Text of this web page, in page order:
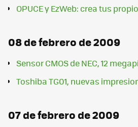
OPUCE y EzWeb: crea tus
08 de febrero de 2009
Sensor CMOS de NEC, 12
Toshiba TG01, nuevas
07 de febrero de 2009